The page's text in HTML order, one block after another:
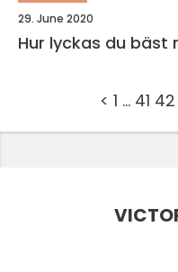
29. June 2020
Hur lyckas du bäst
< 1 … 41 42